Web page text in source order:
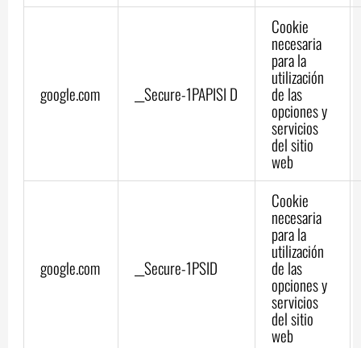
google.com __Secure-1PAPISI D
Cookie
necesaria
para la
utilización
de las
opciones y
servicios
del sitio
web
google.com __Secure-1PSID
Cookie
necesaria
para la
utilización
de las
opciones y
servicios
del sitio
web